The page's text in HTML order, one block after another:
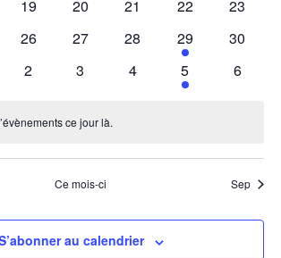
0
19
0
20
0
21
0
22
0
23
0
26
0
27
0
évènements
28
1
évènement
29
0
30
0
2
0
3
0
évènements
4
1
évènement
5
0
6
ce jour là.
Ce mois-ci Sep
au calendrier